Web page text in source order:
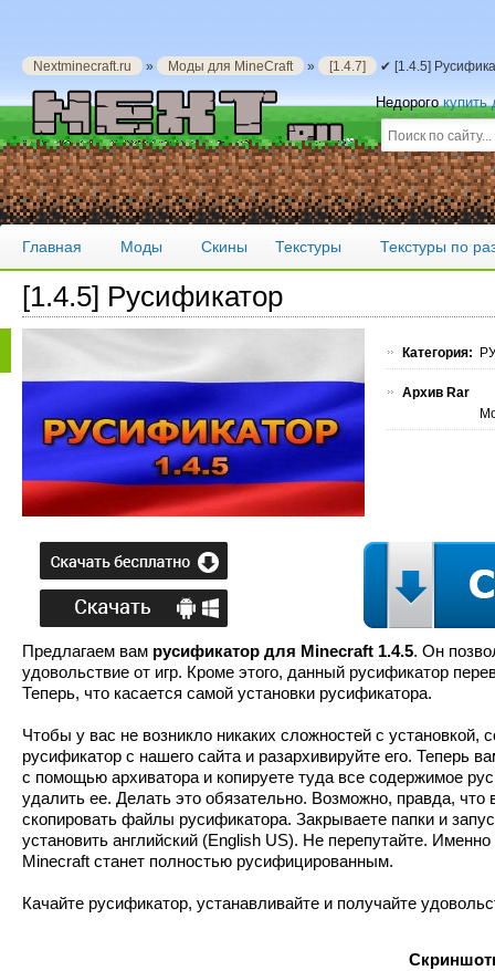
Nextminecraft.ru » Моды для MineCraft » [1.4.7] ✔ [1.4.5]
Недорогокупить
Главная Моды Скины Текстуры Текстуры по
[1.4.5] Русификатор
Категория:
Архив Rar
Предлагаем вам русификатор для Minecraft 1.4.5. Он
удовольствие от игр. Кроме этого, данный русификатор
Теперь, что касается самой установки русификатора.
Чтобы у вас не возникло никаких сложностей с установкой,
русификатор с нашего сайта и разархивируйте его. Теперь
с помощью архиватора и копируете туда все содержимое
удалить ее. Делать это обязательно. Возможно, правда,
скопировать файлы русификатора. Закрываете папки и
установить английский (English US). Не перепутайте.
Minecraft станет полностью русифицированным.
Качайте русификатор, устанавливайте и получайте